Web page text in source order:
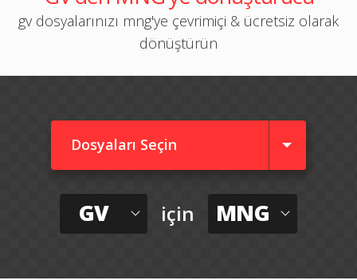
gv dosyalarınızı mng'ye çevrimiçi & ücretsiz olarak
dönüştürün
Dosyaları Seçin
GV için MNG